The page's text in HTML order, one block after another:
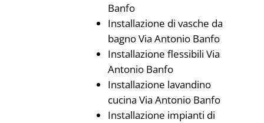
Banfo
Installazione di vasche da
bagno Via Antonio Banfo
Installazione flessibili Via
Antonio Banfo
Installazione lavandino
cucina Via Antonio Banfo
Installazione impianti di